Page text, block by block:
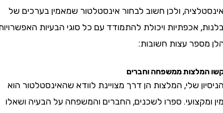
ולכן חשוב לבחור אינסטלטור שמאמין בערכים של
אכפתיות ויכולת להתמודד עם כל סוגי הבעיות האפשרויות.
עצות חשובות:
ממשפחה וחברים
שלי, המלצות הן דרך מצויינת לוודא שהאינסטלטור הוא
ספרו לשכנים, החברים והמשפחה על הבעיה ושאלו